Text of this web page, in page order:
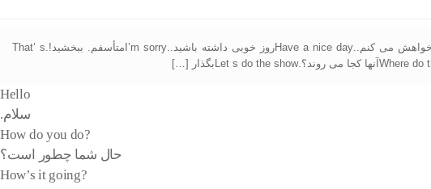
Helloسلام.?How do you doحال شما چطور است؟?How’s it goingاوضاع چطوره؟?Good, and youخوب است، شما چطوري؟.You re welcomeخواهش می کنم..Have a nice dayروز خوبی داشته باشید..I’m sorryمتأسفم. ببخشید!.That’ s
Hello
سلام.
?How do you do
حال شما چطور است؟
?How’s it going